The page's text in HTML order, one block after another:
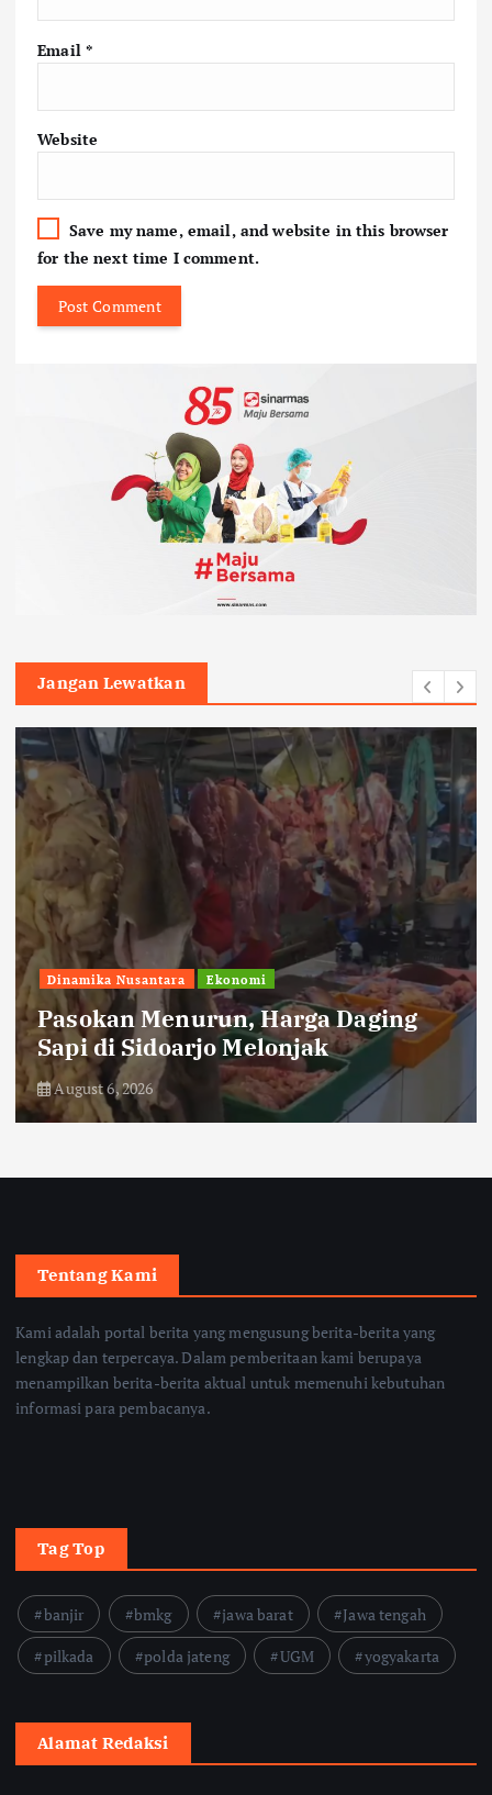
Email *
Website
Save my name, email, and website in this browser
for the next time I comment.
Jangan Lewatkan
Humaniora pendidikan
Siswa SD Muhammadiyah 3 Ikrom
Belajar Kelola Sampah dan Energi
Terbarukan
August 6, 2026
Tentang Kami
Kami adalah portal berita yang mengusung berita-berita yang
lengkap dan terpercaya. Dalam pemberitaan kami berupaya
menampilkan berita-berita aktual untuk memenuhi kebutuhan
informasi para pembacanya.
Tag Top
banjir bmkg jawa barat
Jawa tengah
pilkada
polda jateng UGM yogyakarta
Alamat Redaksi